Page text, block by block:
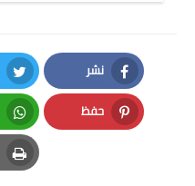
نشر
Facebook
حفظ
Pinterest